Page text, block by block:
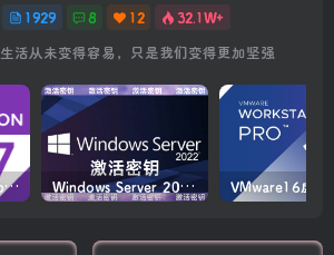
1929 8 12
32.1W+
生活从未变得容易，只是我们变得更加坚强
VMware Workstation PRO v17.6.4 正式版_虚拟机(带激活密钥) Windows Server 2022激活密钥 2024 5月更新